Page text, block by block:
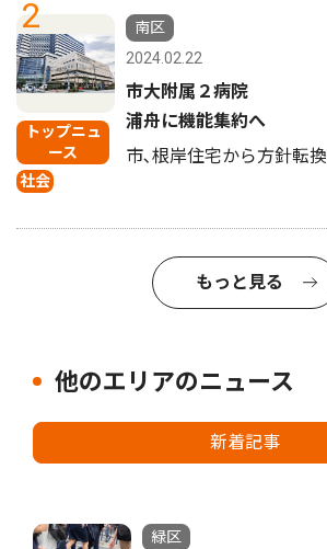
2
トップニュ
ース
社会
南区
2024.02.22
市大附属２病院
浦舟に機能集約へ
市､根岸住宅から方針転換
もっと見る
他のエリアのニュース
新着記事
緑区